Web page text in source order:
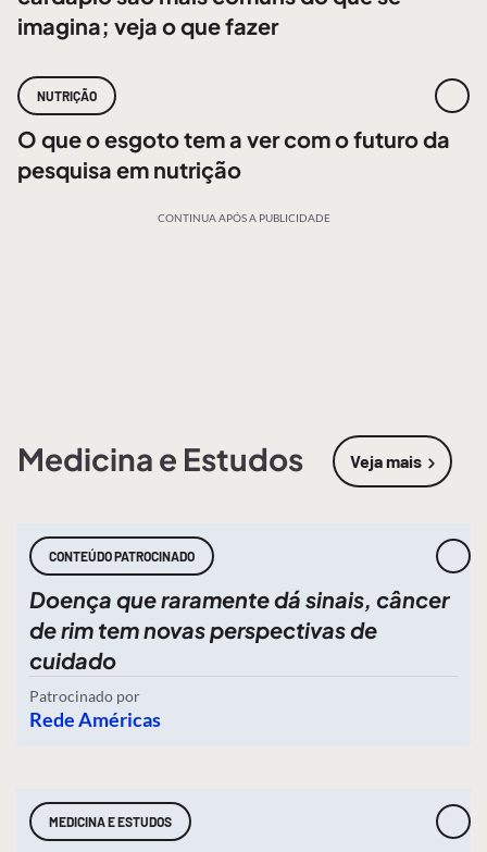
imagina; veja o que fazer
NUTRIÇÃO
O que o esgoto tem a ver com o futuro da
pesquisa em nutrição
CONTINUA APÓS A PUBLICIDADE
Medicina e Estudos Veja mais
sobre
CONTEÚDO PATROCINADO
Doença que raramente dá sinais, câncer
de rim tem novas perspectivas de
cuidado
Patrocinado por
Rede Américas
MEDICINA E ESTUDOS